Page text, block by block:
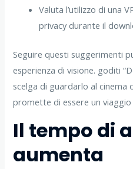
Valuta l’utilizzo di una
privacy durante il
Seguire questi suggerimenti
esperienza di visione. goditi
scelga di guardarlo al cinema
promette di essere un viaggio
Il tempo di
aumenta